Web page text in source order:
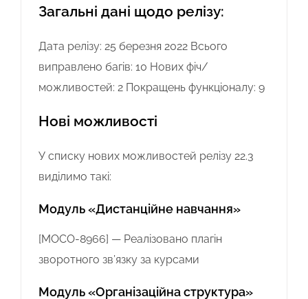
Загальні дані щодо релізу:
Дата релізу: 25 березня 2022 Всього
виправлено багів: 10 Нових фіч/
можливостей: 2 Покращень функціоналу: 9
Нові можливості
У списку нових можливостей релізу 22.3
виділимо такі:
Модуль «Дистанційне навчання»
[MOCO-8966] — Реалізовано плагін
зворотного зв’язку за курсами
Модуль «Організаційна структура»